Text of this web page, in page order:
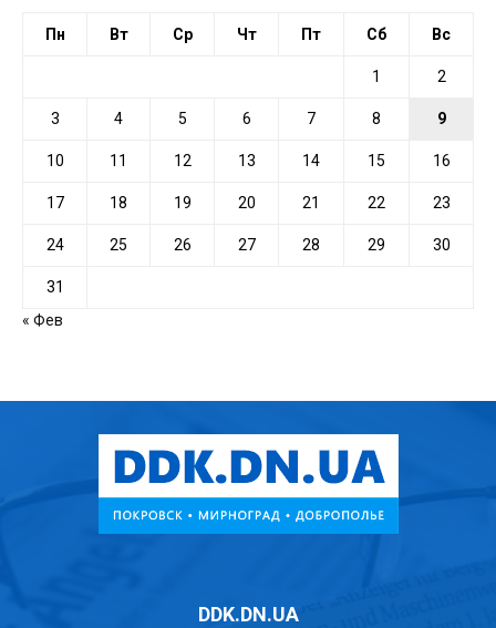
Пн Вт Ср Чт Пт Сб Вс
1 2
3 4 5 6 7 8 9
10 11 12 13 14 15 16
17 18 19 20 21 22 23
24 25 26 27 28 29 30
31
« Фев
DDK.DN.UA